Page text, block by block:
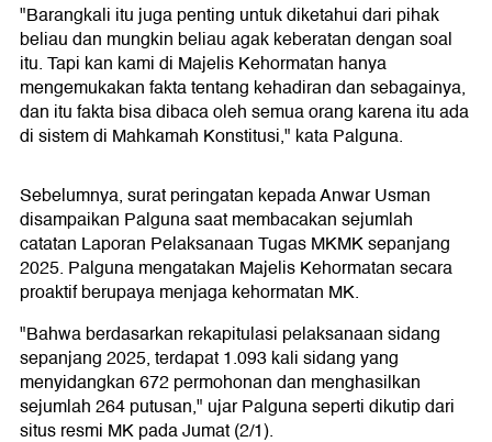
"Barangkali itu juga penting untuk diketahui dari pihak
beliau dan mungkin beliau agak keberatan dengan soal
itu. Tapi kan kami di Majelis Kehormatan hanya
mengemukakan fakta tentang kehadiran dan sebagainya,
dan itu fakta bisa dibaca oleh semua orang karena itu ada
di sistem di Mahkamah Konstitusi," kata Palguna.
Sebelumnya, surat peringatan kepada Anwar Usman
disampaikan Palguna saat membacakan sejumlah
catatan Laporan Pelaksanaan Tugas MKMK sepanjang
2025. Palguna mengatakan Majelis Kehormatan secara
proaktif berupaya menjaga kehormatan MK.
"Bahwa berdasarkan rekapitulasi pelaksanaan sidang
sepanjang 2025, terdapat 1.093 kali sidang yang
menyidangkan 672 permohonan dan menghasilkan
sejumlah 264 putusan," ujar Palguna seperti dikutip dari
situs resmi MK pada Jumat (2/1).